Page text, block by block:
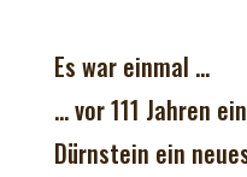
Es war einmal …
… vor 111 Jahren
Dürnstein ein